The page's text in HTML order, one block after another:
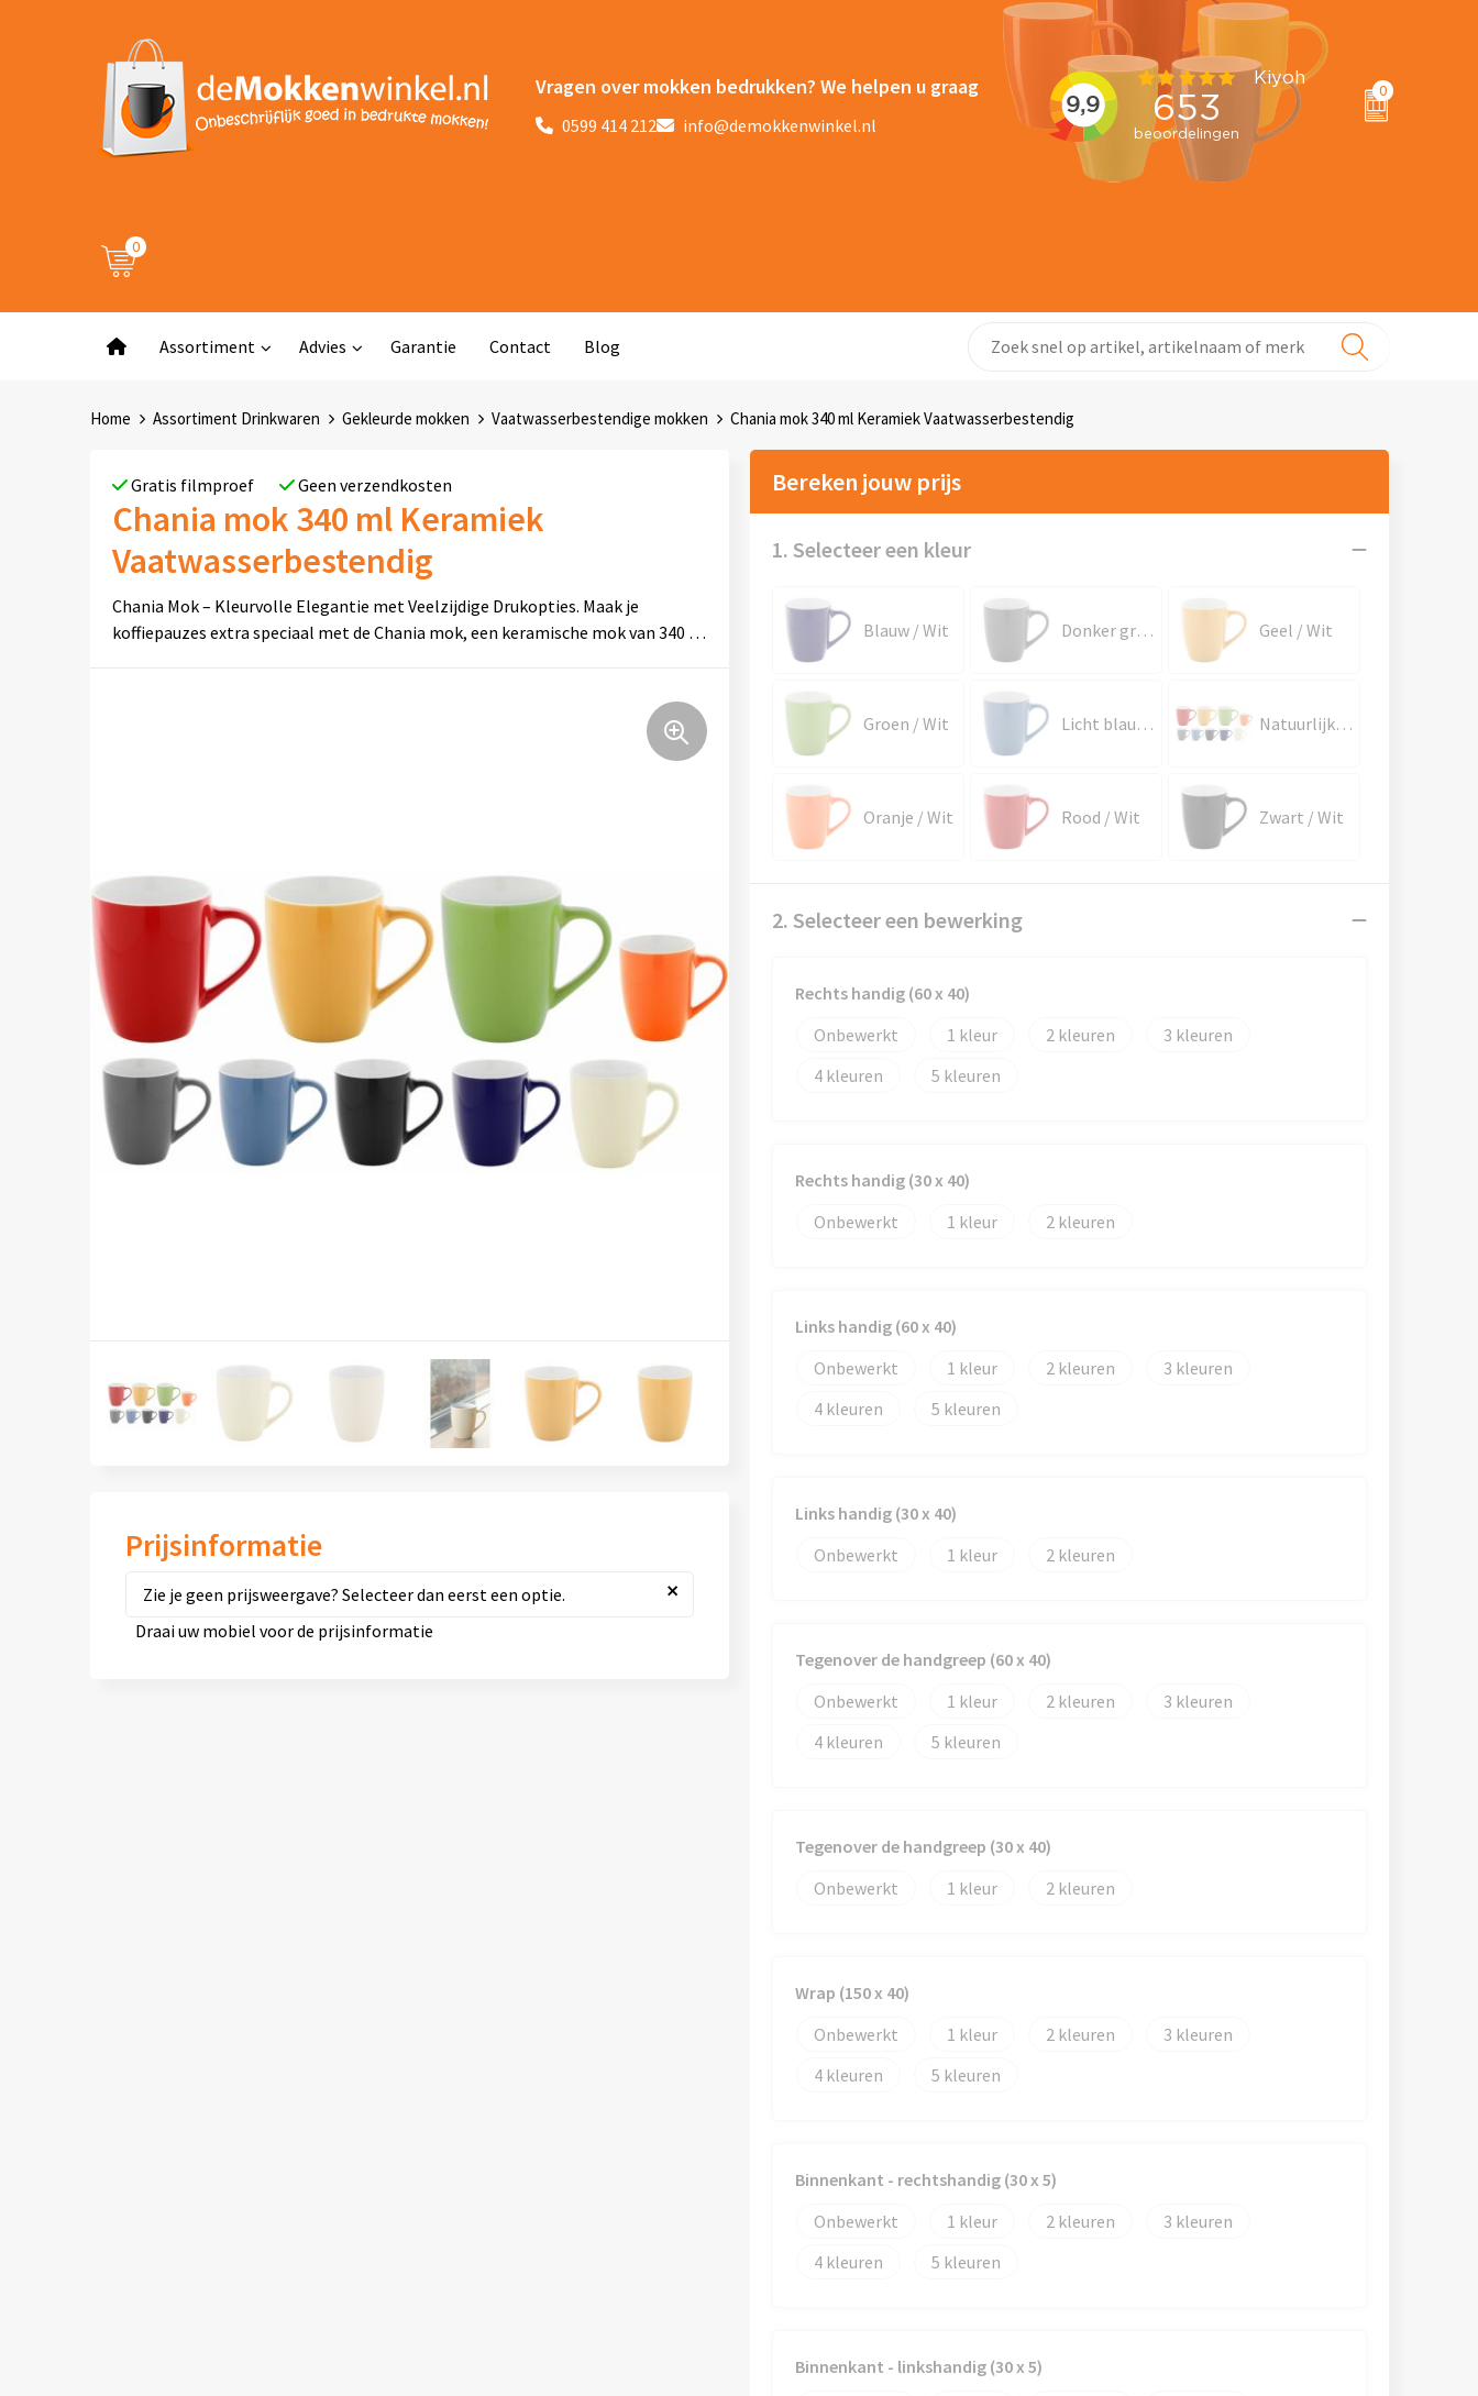
Vragen over mokken bedrukken? We helpen u graag
0599 414 212 info@demokkenwinkel.nl
0
0
Assortiment Advies Garantie Contact Blog
Home Assortiment Drinkwaren Gekleurde mokken Vaatwasserbestendige mokken Chania mok 340 ml Keramiek Vaatwasserbestendig
Gratis filmproef Geen verzendkosten
Chania mok 340 ml Keramiek
Vaatwasserbestendig
Chania Mok – Kleurvolle Elegantie met Veelzijdige Drukopties. Maak je
koffiepauzes extra speciaal met de Chania mok, een keramische mok van 340 …
Prijsinformatie
Zie je geen prijsweergave? Selecteer dan eerst een optie. ×
Draai uw mobiel voor de prijsinformatie
Bereken jouw prijs
1. Selecteer een kleur
Blauw / Wit Donker grijs / Wit Geel / Wit
Groen / Wit Licht blauw / Wit Natuurlijk / Wit
Oranje / Wit Rood / Wit Zwart / Wit
2. Selecteer een bewerking
Rechts handig (60 x 40)
Onbewerkt
1 2
3
4
5
Rechts handig (30 x 40)
Onbewerkt
1 2
Links handig (60 x 40)
Onbewerkt
1 2
3
4
5
Links handig (30 x 40)
Onbewerkt
1 2
Tegenover de handgreep (60 x 40)
Onbewerkt
1 2
3
4
5
Tegenover de handgreep (30 x 40)
Onbewerkt
1 2
Wrap (150 x 40)
Onbewerkt
1 2
3
4
5
Binnenkant - rechtshandig (30 x 5)
Onbewerkt
1 2
3
4
5
Binnenkant - linkshandig (30 x 5)